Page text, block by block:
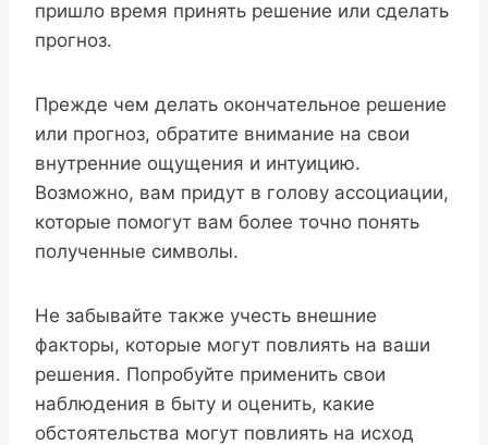
пришло время принять решение или сделать
прогноз.
Прежде чем делать окончательное решение
или прогноз, обратите внимание на свои
внутренние ощущения и интуицию.
Возможно, вам придут в голову ассоциации,
которые помогут вам более точно понять
полученные символы.
Не забывайте также учесть внешние
факторы, которые могут повлиять на ваши
решения. Попробуйте применить свои
наблюдения в быту и оценить, какие
обстоятельства могут повлиять на исход